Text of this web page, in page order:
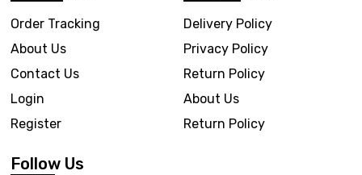
Order Tracking
About Us
Contact Us
Login
Register
Delivery Policy
Privacy Policy
Return Policy
About Us
Return Policy
Follow Us